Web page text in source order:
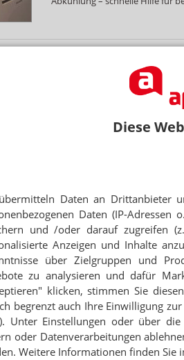
Diese
Daten an Drittanbieter
Daten (IP-
und /oder darauf zugreifen
Anzeigen und Inhalte
über Zielgruppen und
zu analysieren und dafür
klicken, stimmen Sie
begrenzt auch Ihre Einwilligung
Unter Einstellungen oder über
oder Datenverarbeitungen
Weitere Informationen finden Sie
WEGEN GKV-SPARPAKET
Zuzahlung: Neuer
Mit dem GKV-
Die Abda hat nach Inkrafttreten
Notlandung vor
Die Schwanen-Apotheke hat
und war entkräftet. Das Team
REZEPTFÄLSCHUNG
Lonsurf-Rezept:
Am vergangenen Donnerstag
Nicola Heiland mit einem